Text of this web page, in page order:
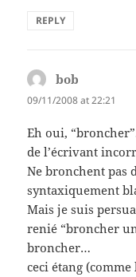
REPLY
bob
09/11/2008 at 22:21
Eh oui,
de l’écrivant
Ne bronchent pas
syntaxiquement
Mais je suis
renié “broncher
broncher…
ceci étang